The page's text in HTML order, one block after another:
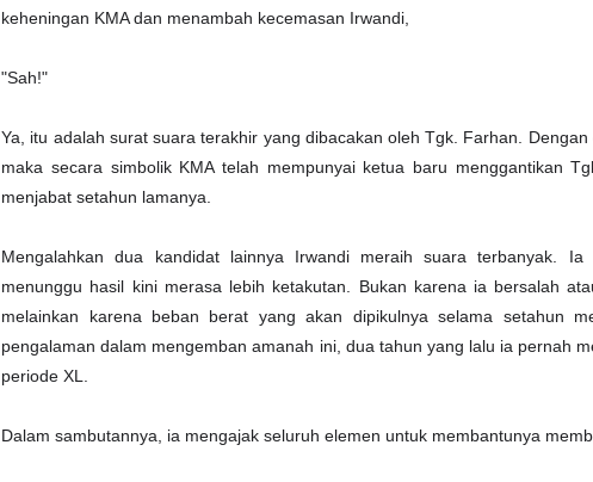
keheningan KMA dan menambah kecemasan Irwandi,
"Sah!"
Ya, itu adalah surat suara terakhir yang dibacakan oleh Tgk. Farhan.
maka secara simbolik KMA telah mempunyai ketua baru menggantikan
menjabat setahun lamanya.
Mengalahkan dua kandidat lainnya Irwandi meraih suara terbanyak.
menunggu hasil kini merasa lebih ketakutan. Bukan karena ia bersalah
melainkan karena beban berat yang akan dipikulnya selama setahun
pengalaman dalam mengemban amanah ini, dua tahun yang lalu ia pernah
periode XL.
Dalam sambutannya, ia mengajak seluruh elemen untuk membantunya